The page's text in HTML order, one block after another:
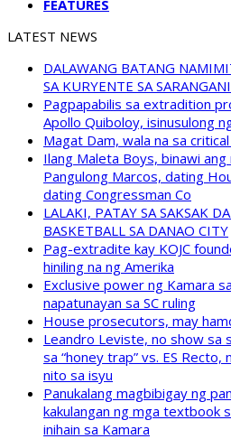
FEATURES
LATEST NEWS
DALAWANG BATANG
SA KURYENTE SA SARANGANI
Pagpapabilis sa extradition
Apollo Quiboloy, isinusulong
Magat Dam, wala na sa
Ilang Maleta Boys, binawi
Pangulong Marcos, dating
dating Congressman Co
LALAKI, PATAY SA SAKSAK
BASKETBALL SA DANAO CITY
Pag-extradite kay KOJC
hiniling na ng Amerika
Exclusive power ng Kamara
napatunayan sa SC ruling
House prosecutors, may
Leandro Leviste, no show sa
sa “honey trap” vs. ES
nito sa isyu
Panukalang magbibigay ng
kakulangan ng mga textbook
inihain sa Kamara